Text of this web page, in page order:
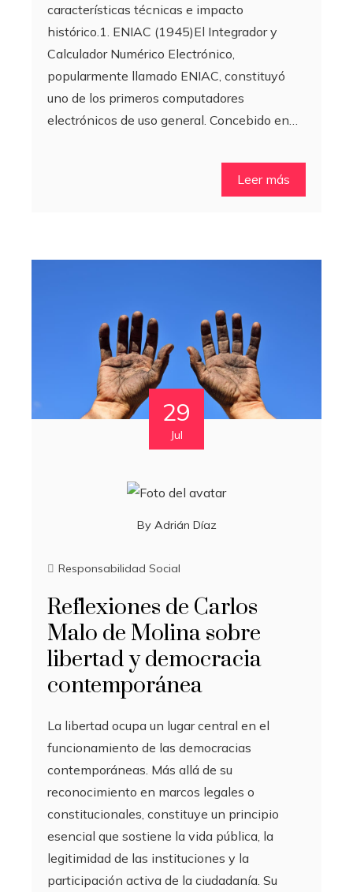
características técnicas e impacto
histórico.1. ENIAC (1945)El Integrador y
Calculador Numérico Electrónico,
popularmente llamado ENIAC, constituyó
uno de los primeros computadores
electrónicos de uso general. Concebido en…
Leer más
29
Jul
By Adrián Díaz
Responsabilidad Social
Reflexiones de Carlos
Malo de Molina sobre
libertad y democracia
contemporánea
La libertad ocupa un lugar central en el
funcionamiento de las democracias
contemporáneas. Más allá de su
reconocimiento en marcos legales o
constitucionales, constituye un principio
esencial que sostiene la vida pública, la
legitimidad de las instituciones y la
participación activa de la ciudadanía. Su